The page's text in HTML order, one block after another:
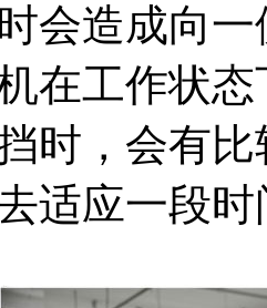
会造成向
在工作状
时，会有
适应一段时